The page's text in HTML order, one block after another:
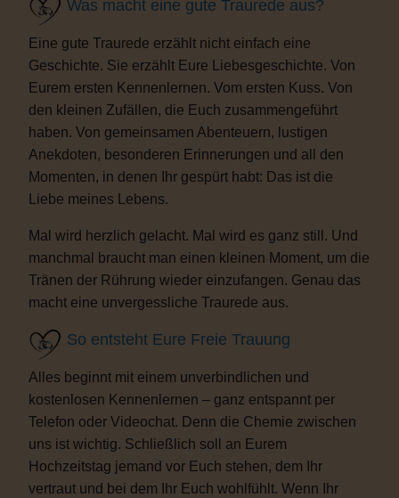
Was macht eine gute Traurede aus?
Eine gute Traurede erzählt nicht einfach eine
Geschichte. Sie erzählt Eure Liebesgeschichte. Von
Eurem ersten Kennenlernen. Vom ersten Kuss. Von
den kleinen Zufällen, die Euch zusammengeführt
haben. Von gemeinsamen Abenteuern, lustigen
Anekdoten, besonderen Erinnerungen und all den
Momenten, in denen Ihr gespürt habt: Das ist die
Liebe meines Lebens.
Mal wird herzlich gelacht. Mal wird es ganz still. Und
manchmal braucht man einen kleinen Moment, um die
Tränen der Rührung wieder einzufangen. Genau das
macht eine unvergessliche Traurede aus.
So entsteht Eure Freie Trauung
Alles beginnt mit einem unverbindlichen und
kostenlosen Kennenlernen – ganz entspannt per
Telefon oder Videochat. Denn die Chemie zwischen
uns ist wichtig. Schließlich soll an Eurem
Hochzeitstag jemand vor Euch stehen, dem Ihr
vertraut und bei dem Ihr Euch wohlfühlt. Wenn Ihr